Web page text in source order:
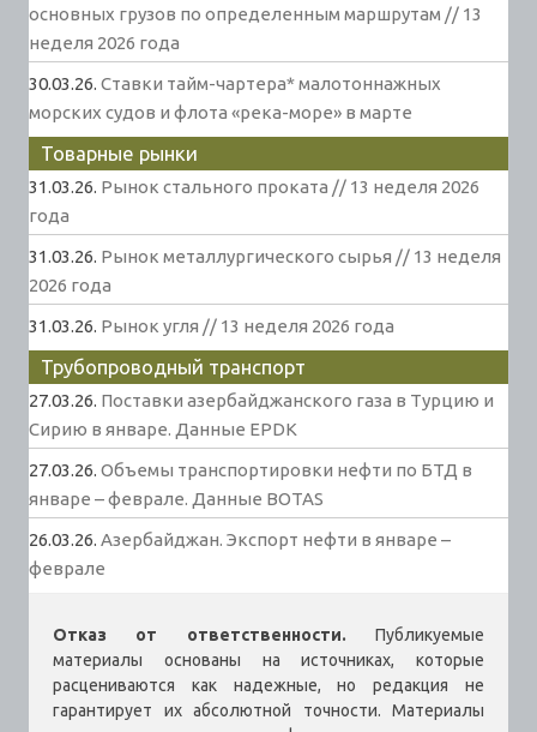
основных грузов по определенным маршрутам // 13
неделя 2026 года
30.03.26. Ставки тайм-чартера* малотоннажных
морских судов и флота «река-море» в марте
Товарные рынки
31.03.26. Рынок стального проката // 13 неделя 2026
года
31.03.26. Рынок металлургического сырья // 13 неделя
2026 года
31.03.26. Рынок угля // 13 неделя 2026 года
Трубопроводный транспорт
27.03.26. Поставки азербайджанского газа в Турцию и
Сирию в январе. Данные EPDK
27.03.26. Объемы транспортировки нефти по БТД в
январе – феврале. Данные BOTAS
26.03.26. Азербайджан. Экспорт нефти в январе –
феврале
Отказ от ответственности. Публикуемые
материалы основаны на источниках, которые
расцениваются как надежные, но редакция не
гарантирует их абсолютной точности. Материалы